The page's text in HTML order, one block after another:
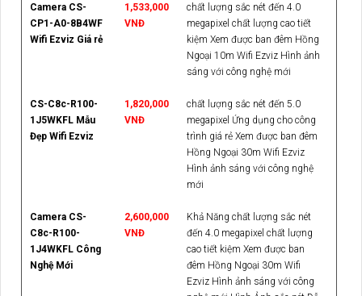
Camera CS-
CP1-A0-8B4WF
Wifi Ezviz Giá rẻ
1,533,000
VNĐ
chất lượng sắc nét đến 4.0
megapixel chất lượng cao tiết
kiệm Xem được ban đêm Hồng
Ngoại 10m Wifi Ezviz Hình ảnh
sáng với công nghệ mới
CS-C8c-R100-
1J5WKFL Mẫu
Đẹp Wifi Ezviz
1,820,000
VNĐ
chất lượng sắc nét đến 5.0
megapixel Ứng dụng cho công
trình giá rẻ Xem được ban đêm
Hồng Ngoại 30m Wifi Ezviz
Hình ảnh sáng với công nghệ
mới
Camera CS-
C8c-R100-
1J4WKFL Công
Nghệ Mới
2,600,000
VNĐ
Khả Năng chất lượng sắc nét
đến 4.0 megapixel chất lượng
cao tiết kiệm Xem được ban
đêm Hồng Ngoại 30m Wifi
Ezviz Hình ảnh sáng với công